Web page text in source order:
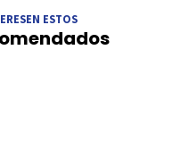
ESTOS